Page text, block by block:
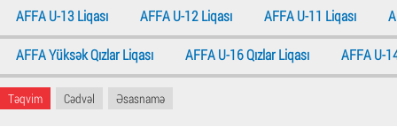
AFFA U-13 Liqası AFFA U-12 Liqası AFFA U-11 Liqası
AFFA Yüksək Qızlar Liqası AFFA U-16 Qızlar Liqası AFFA U-
Təqvim Cədvəl Əsasnamə